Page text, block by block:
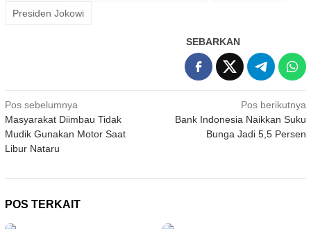
Presiden Jokowi
SEBARKAN
Navigasi
pos
Pos sebelumnya
Masyarakat Diimbau Tidak
Mudik Gunakan Motor Saat
Libur Nataru
Pos berikutnya
Bank Indonesia Naikkan Suku
Bunga Jadi 5,5 Persen
POS TERKAIT